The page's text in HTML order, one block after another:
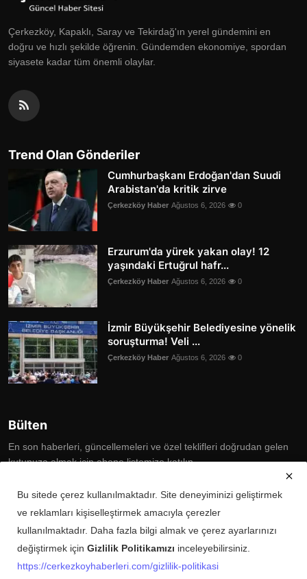
Çerkezköy, Kapaklı, Saray ve Tekirdağ'ın yerel gündemini en
doğru ve hızlı şekilde öğrenin. Gündemden ekonomiye, spordan
siyasete kadar tüm önemli olaylar.
Trend Olan Gönderiler
Cumhurbaşkanı Erdoğan'dan Suudi
Arabistan'da kritik zirve
Çerkezköy Haber Ağustos 6, 2026 0
Erzurum'da yürek yakan olay! 12
yaşındaki Ertuğrul hafr...
Çerkezköy Haber Ağustos 6, 2026 0
İzmir Büyükşehir Belediyesine yönelik
soruşturma! Veli ...
Çerkezköy Haber Ağustos 6, 2026 0
Bülten
En son haberleri, güncellemeleri ve özel teklifleri doğrudan gelen
kutunuza almak için abone listemize katılın
Subscribe
Copyright © 2025 Çerkezköy Haberleri Tüm Hakları Saklıdır.
Bu sitede çerez kullanılmaktadır. Site deneyiminizi geliştirmek
ve reklamları kişiselleştirmek amacıyla çerezler
kullanılmaktadır. Daha fazla bilgi almak ve çerez ayarlarınızı
değiştirmek için Gizlilik Politikamızı inceleyebilirsiniz.
https://cerkezkoyhaberleri.com/gizlilik-politikasi